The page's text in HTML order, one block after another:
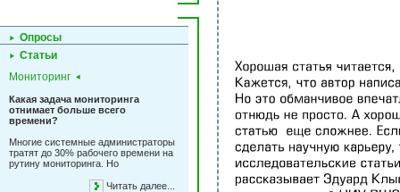
Опросы
Статьи
Мониторинг
Какая задача мониторинга
отнимает больше всего
времени?
Многие системные администраторы
тратят до 30% рабочего времени на
рутину мониторинга. Но
Читать далее...